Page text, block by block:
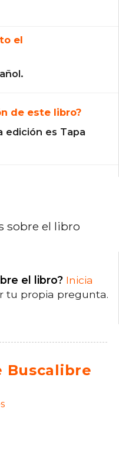
el
de este libro?
edición es Tapa
sobre el libro
el libro? Inicia
tu propia pregunta.
Buscalibre